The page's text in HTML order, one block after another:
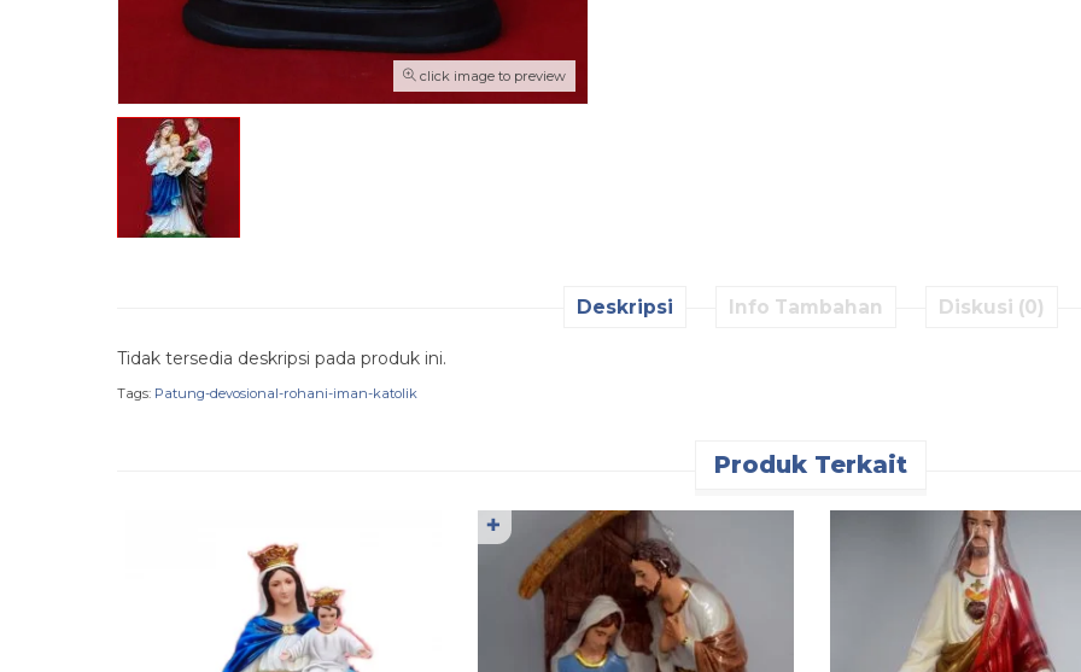
click image to preview
Deskripsi Info Tambahan Diskusi (0)
Tidak tersedia deskripsi pada produk ini.
Tags: Patung-devosional-rohani-iman-katolik
Produk Terkait
✚